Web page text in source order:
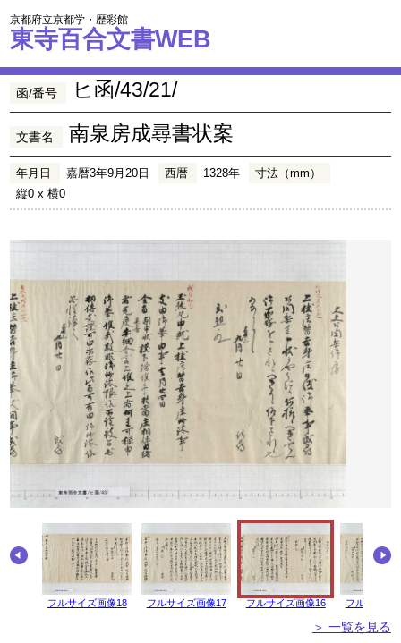
京都府立京都学・歴彩館
東寺百合文書WEB
函/番号 ヒ函/43/21/
文書名 南泉房成尋書状案
年月日 嘉暦3年9月20日 西暦 1328年
寸法（mm）
縦0 x 横0
フルサイズ画像18 フルサイズ画像17 フルサイズ画像16 フルサイズ
＞ 一覧を見る